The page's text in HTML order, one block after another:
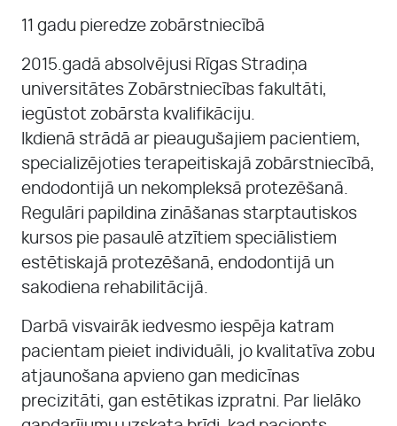
11 gadu pieredze zobārstniecībā
2015.gadā absolvējusi Rīgas Stradiņa
universitātes Zobārstniecības fakultāti,
iegūstot zobārsta kvalifikāciju.
Ikdienā strādā ar pieaugušajiem pacientiem,
specializējoties terapeitiskajā zobārstniecībā,
endodontijā un nekompleksā protezēšanā.
Regulāri papildina zināšanas starptautiskos
kursos pie pasaulē atzītiem speciālistiem
estētiskajā protezēšanā, endodontijā un
sakodiena rehabilitācijā.
Darbā visvairāk iedvesmo iespēja katram
pacientam pieiet individuāli, jo kvalitatīva zobu
atjaunošana apvieno gan medicīnas
precizitāti, gan estētikas izpratni. Par lielāko